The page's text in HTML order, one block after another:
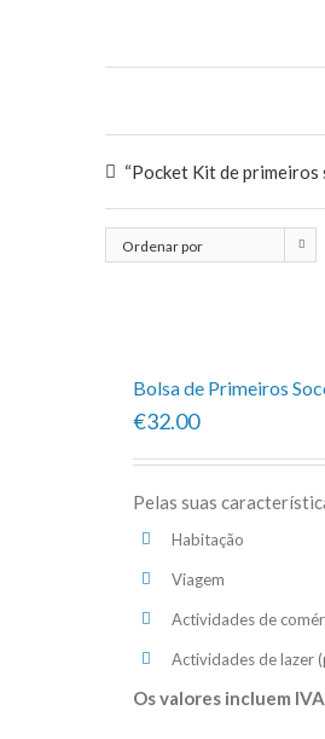
“Pocket Kit de
Ordenar por
Bolsa de Primeiros
€32.00
Pelas suas
Habitação
Viagem
Actividades de
Actividades de lazer
Os valores incluem